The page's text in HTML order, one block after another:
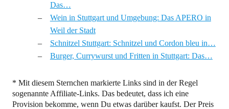
Das…
Wein in Stuttgart und Umgebung: Das APERO in
Weil der Stadt
Schnitzel Stuttgart: Schnitzel und Cordon bleu in…
Burger, Currywurst und Fritten in Stuttgart: Das…
* Mit diesem Sternchen markierte Links sind in der Regel
sogenannte Affiliate-Links. Das bedeutet, dass ich eine
Provision bekomme, wenn Du etwas darüber kaufst. Der Preis